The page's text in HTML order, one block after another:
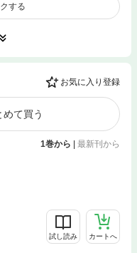
する
お気に入り登録
て買う
1巻から | 最新刊から
試し読み カートへ